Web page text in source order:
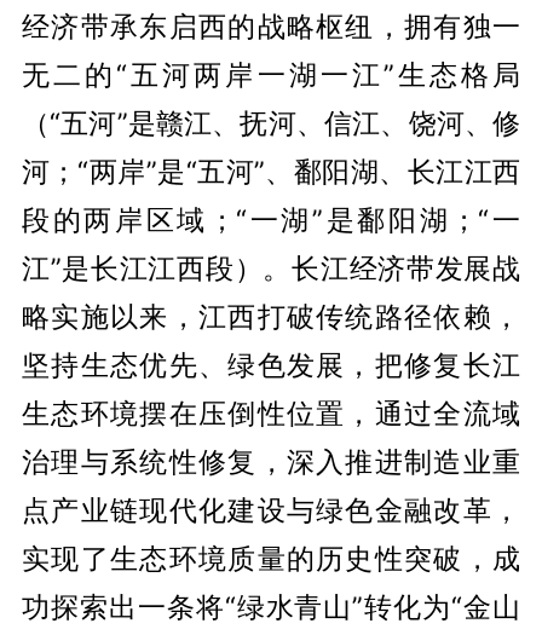
经济带承东启西的战略枢纽，拥有独一
无二的“五河两岸一湖一江”生态格局
（“五河”是赣江、抚河、信江、饶河、修
河；“两岸”是“五河”、鄱阳湖、长江江西
段的两岸区域；“一湖”是鄱阳湖；“一
江”是长江江西段）。长江经济带发展战
略实施以来，江西打破传统路径依赖，
坚持生态优先、绿色发展，把修复长江
生态环境摆在压倒性位置，通过全流域
治理与系统性修复，深入推进制造业重
点产业链现代化建设与绿色金融改革，
实现了生态环境质量的历史性突破，成
功探索出一条将“绿水青山”转化为“金山